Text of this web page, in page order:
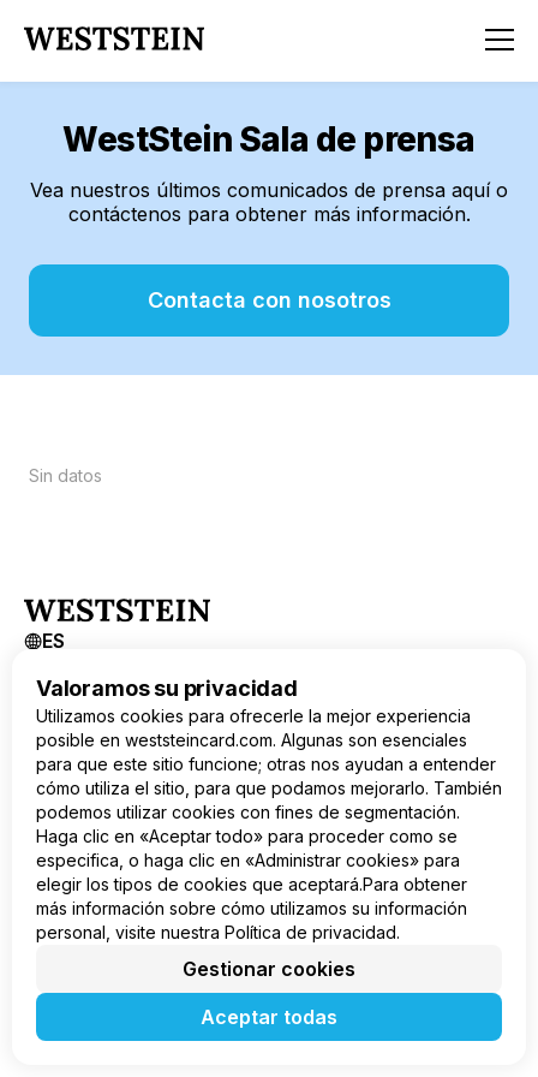
WestStein Sala de prensa
Vea nuestros últimos comunicados de prensa aquí o
contáctenos para obtener más información.
Contacta con nosotros
Sin datos
ES
Producto
Empresa
Legal
Valoramos su privacidad
Utilizamos cookies para ofrecerle la mejor experiencia
posible en weststeincard.com. Algunas son esenciales
para que este sitio funcione; otras nos ayudan a entender
cómo utiliza el sitio, para que podamos mejorarlo. También
podemos utilizar cookies con fines de segmentación.
Haga clic en «Aceptar todo» para proceder como se
especifica, o haga clic en «Administrar cookies» para
elegir los tipos de cookies que aceptará.Para obtener
más información sobre cómo utilizamos su información
personal, visite nuestra Política de privacidad.
Gestionar cookies
Aceptar todas